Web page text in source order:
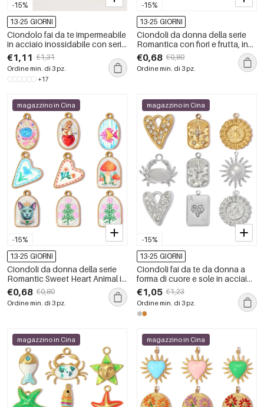
-15%
13-25 GIORNI
Ciondolo fai da te impermeabile
in acciaio inossidabile con serie
di frutti carini tridimensionali
€1,11 €1,31
Ordine min. di 3 pz.
+17
-15%
13-25 GIORNI
Ciondoli da donna della serie
Romantica con fiori e frutta, in
acciaio inossidabile
impermeabile color oro.
€0,68 €0,80
Ordine min. di 3 pz.
-15%
magazzino in Cina
13-25 GIORNI
Ciondoli da donna della serie
Romantic Sweet Heart Animal in
acciaio inossidabile
impermeabile color oro.
€0,68 €0,80
Ordine min. di 3 pz.
-15%
magazzino in Cina
13-25 GIORNI
Ciondoli fai da te da donna a
forma di cuore e sole in acciaio
inossidabile, impermeabili, color
oro, con strass.
€1,05 €1,23
Ordine min. di 3 pz.
magazzino in Cina magazzino in Cina